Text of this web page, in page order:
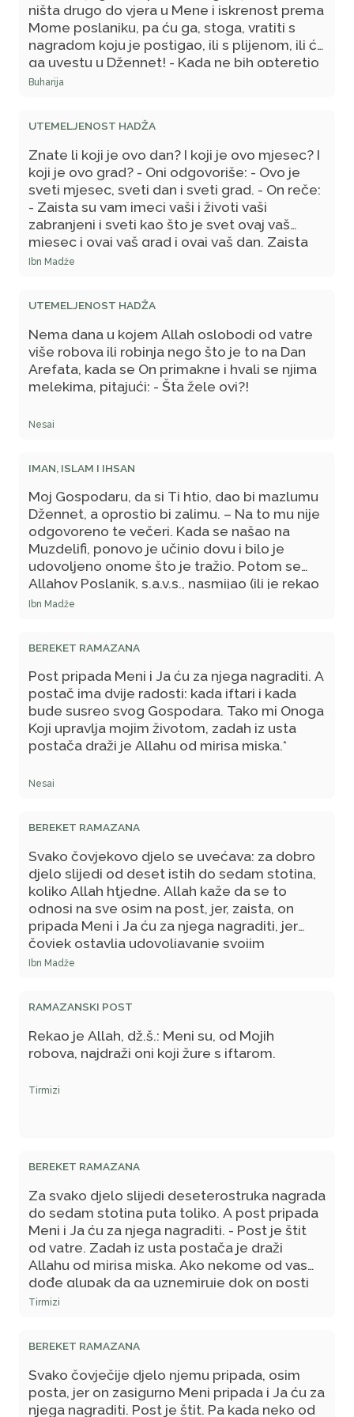
ništa drugo do vjera u Mene i iskrenost prema
Mome poslaniku, pa ću ga, stoga, vratiti s
nagradom koju je postigao, ili s plijenom, ili ću
ga uvestu u Džennet! - Kada ne bih opteretio
svoj ummet, ne bih izostao iza vojske u
ubijen, pa opet oživljen pa ubijen.
Buharija
UTEMELJENOST HADŽA
Znate li koji je ovo dan? I koji je ovo mjesec? I
koji je ovo grad? - Oni odgovoriše: - Ovo je
sveti mjesec, sveti dan i sveti grad. - On reče:
- Zaista su vam imeci vaši i životi vaši
zabranjeni i sveti kao što je svet ovaj vaš
mjesec i ovaj vaš grad i ovaj vaš dan. Zaista
ću vas predvoditi do izvora Havd i ponosit ću
izbavitelj ljudima, koji će od mene tražiti da ih
izbavim, pa ću reći: Gospodaru moj, ashabi
moji! On će reći: - Tebi nije poznato ono šta
su oni radili poslije tebe!
Ibn Madže
UTEMELJENOST HADŽA
Nema dana u kojem Allah oslobodi od vatre
više robova ili robinja nego što je to na Dan
Arefata, kada se On primakne i hvali se njima
melekima, pitajući: - Šta žele ovi?!
Nesai
IMAN, ISLAM I IHSAN
Moj Gospodaru, da si Ti htio, dao bi mazlumu
Džennet, a oprostio bi zalimu. – Na to mu nije
odgovoreno te večeri. Kada se našao na
Muzdelifi, ponovo je učinio dovu i bilo je
udovoljeno onome što je tražio. Potom se
Allahov Poslanik, s.a.v.s., nasmijao (ili je rekao
da se nasmiješio), na što su ga upitali Ebu
Što te je sada nasmijalo, učinio te Allah vazda
nasmijanim?! - On odgovori: - Zaista je
neprijatelj Allahov Iblis, nakon što je saznao
da je Allah, dž.š., već udovoljio mojoj dovi i
oprostio mome ummetu, uzeo zemlju i
prosuo je sebi po glavi, dozivajući proklestvo i
propast, pa me nasmijala ta njegova
uznemirenost.
Ibn Madže
BEREKET RAMAZANA
Post pripada Meni i Ja ću za njega nagraditi. A
postač ima dvije radosti: kada iftari i kada
bude susreo svog Gospodara. Tako mi Onoga
Koji upravlja mojim životom, zadah iz usta
postača draži je Allahu od mirisa miska.*
Nesai
BEREKET RAMAZANA
Svako čovjekovo djelo se uvećava: za dobro
djelo slijedi od deset istih do sedam stotina,
koliko Allah htjedne. Allah kaže da se to
odnosi na sve osim na post, jer, zaista, on
pripada Meni i Ja ću za njega nagraditi, jer
čovjek ostavlja udovoljavanje svojim
strastima i hranu zbog Mene". - Postač ima
iz usta postača je draži Allahu od mirisa
miska.
Ibn Madže
RAMAZANSKI POST
Rekao je Allah, dž.š.: Meni su, od Mojih
robova, najdraži oni koji žure s iftarom.
Tirmizi
BEREKET RAMAZANA
Za svako djelo slijedi deseterostruka nagrada
do sedam stotina puta toliko. A post pripada
Meni i Ja ću za njega nagraditi. - Post je štit
od vatre. Zadah iz usta postača je draži
Allahu od mirisa miska. Ako nekome od vas
dođe glupak da ga uznemiruje dok on posti
neka mu tada on kaže: Ja postim!"
Tirmizi
BEREKET RAMAZANA
Svako čovječije djelo njemu pripada, osim
posta, jer on zasigurno Meni pripada i Ja ću za
njega nagraditi. Post je štit. Pa kada neko od